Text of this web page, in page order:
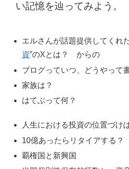
い記憶を辿ってみよう。
エルさんが話題提供してくれ
資”のXとは？ からの
ブログっていつ、どうやって
家族は？
はてぶって何？
人生における投資の位置づけ
10億あったらリタイアする？
覇権国と新興国